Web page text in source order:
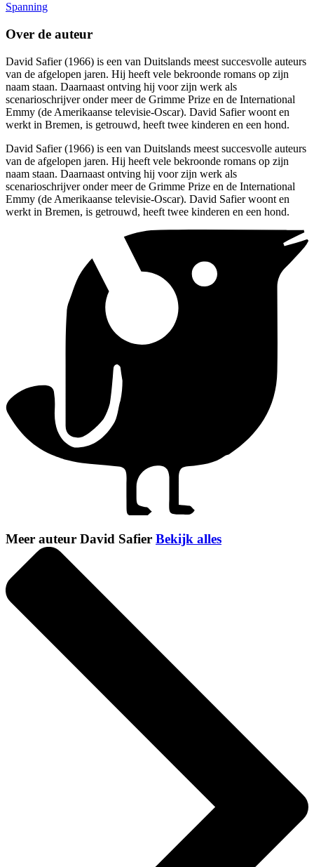
Spanning
Over de auteur
David Safier (1966) is een van Duitslands meest succesvolle auteurs
van de afgelopen jaren. Hij heeft vele bekroonde romans op zijn
naam staan. Daarnaast ontving hij voor zijn werk als
scenarioschrijver onder meer de Grimme Prize en de International
Emmy (de Amerikaanse televisie-Oscar). David Safier woont en
werkt in Bremen, is getrouwd, heeft twee kinderen en een hond.
David Safier (1966) is een van Duitslands meest succesvolle auteurs
van de afgelopen jaren. Hij heeft vele bekroonde romans op zijn
naam staan. Daarnaast ontving hij voor zijn werk als
scenarioschrijver onder meer de Grimme Prize en de International
Emmy (de Amerikaanse televisie-Oscar). David Safier woont en
werkt in Bremen, is getrouwd, heeft twee kinderen en een hond.
Meer auteur David Safier Bekijk alles